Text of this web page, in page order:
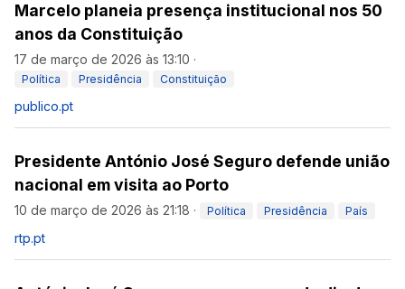
Marcelo planeia presença institucional nos 50
anos da Constituição
17 de março de 2026 às 13:10 ·
Política Presidência Constituição
publico.pt
Presidente António José Seguro defende união
nacional em visita ao Porto
10 de março de 2026 às 21:18 · Política Presidência País
rtp.pt